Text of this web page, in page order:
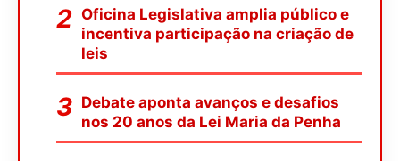
Oficina Legislativa amplia público e
incentiva participação na criação de
leis
Debate aponta avanços e desafios
nos 20 anos da Lei Maria da Penha